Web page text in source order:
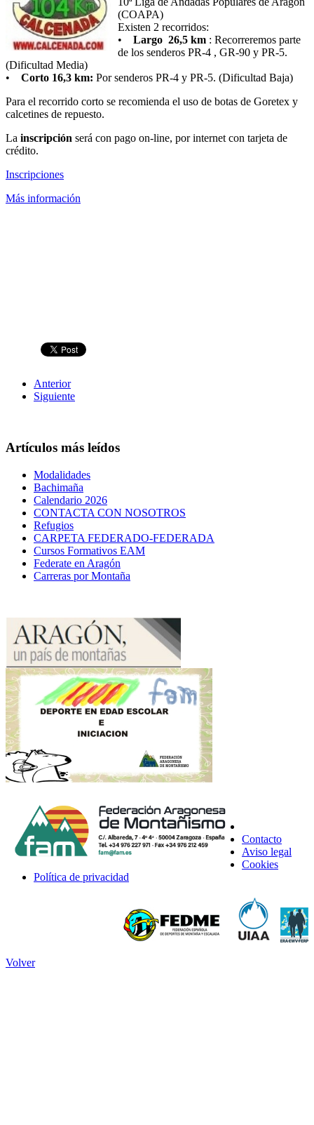
(COAPA)
Existen 2 recorridos:
• Largo 26,5 km : Recorreremos parte
de los senderos PR-4 , GR-90 y PR-5.
(Dificultad Media)
•
Corto 16,3 km: Por senderos PR-4 y PR-5. (Dificultad Baja)
Para el recorrido corto se recomienda el uso de botas de Goretex y
calcetines de repuesto.
La inscripción será con pago on-line, por internet con tarjeta de
crédito.
Inscripciones
Más información
Anterior
Siguiente
Artículos más leídos
Modalidades
Bachimaña
Calendario 2026
CONTACTA CON NOSOTROS
Refugios
CARPETA FEDERADO-FEDERADA
Cursos Formativos EAM
Federate en Aragón
Carreras por Montaña
Contacto
Aviso legal
Cookies
Política de privacidad
Volver